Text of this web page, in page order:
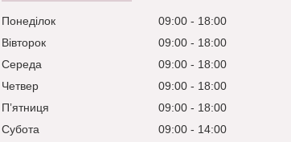
Понеділок 09:00
18:00
Вівторок
09:00
18:00
Середа
09:00
18:00
Четвер
09:00
18:00
Пʼятниця
09:00
18:00
Субота
09:00
14:00